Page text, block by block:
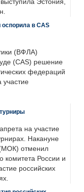
Эстония,
оспорила в CAS
(ВФЛА)
(CAS) решение
федераций
участие
на участие
Накануне
отменил
комитета России и
российских